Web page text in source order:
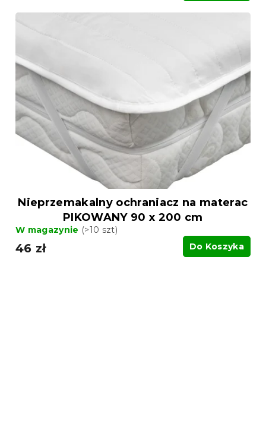
Nieprzemakalny ochraniacz na materac
PIKOWANY 90 x 200 cm
W magazynie (>10 szt)
46 zł Do Koszyka